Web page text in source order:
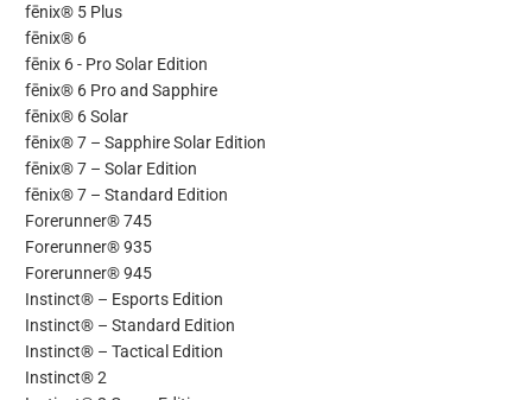
fēnix® 5 Plus
fēnix® 6
fēnix 6 - Pro Solar Edition
fēnix® 6 Pro and Sapphire
fēnix® 6 Solar
fēnix® 7 – Sapphire Solar Edition
fēnix® 7 – Solar Edition
fēnix® 7 – Standard Edition
Forerunner® 745
Forerunner® 935
Forerunner® 945
Instinct® – Esports Edition
Instinct® – Standard Edition
Instinct® – Tactical Edition
Instinct® 2